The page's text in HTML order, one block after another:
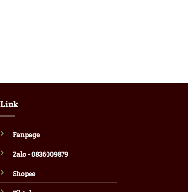
Link
Fanpage
Zalo - 0836009879
Shopee